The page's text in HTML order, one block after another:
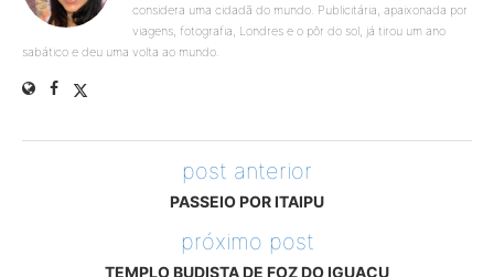
considera uma cidadã do mundo. Publicitária, apaixonada por
viagens, fotografia, Londres e o pôr do sol, já tirou um ano
sabático e deu uma volta ao mundo.
post anterior
PASSEIO POR ITAIPU
próximo post
TEMPLO BUDISTA DE FOZ DO IGUAÇU